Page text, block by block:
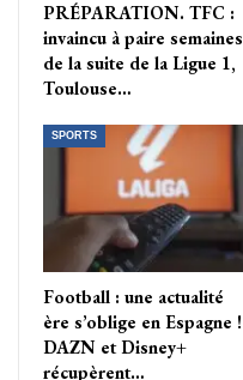
PRÉPARATION. TFC :
invaincu à paire semaines
de la suite de la Ligue 1,
Toulouse…
SPORTS
Football : une actualité
ère s’oblige en Espagne !
DAZN et Disney+
récupèrent…